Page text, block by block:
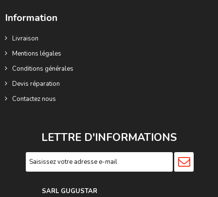
Information
Livraison
Mentions légales
Conditions générales
Devis réparation
Contactez nous
LETTRE D'INFORMATIONS
SARL GUGUSTAR